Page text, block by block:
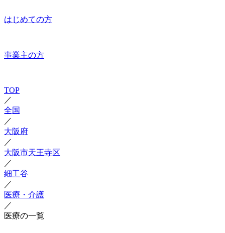
はじめての方
事業主の方
TOP
／
全国
／
大阪府
／
大阪市天王寺区
／
細工谷
／
医療・介護
／
医療の一覧